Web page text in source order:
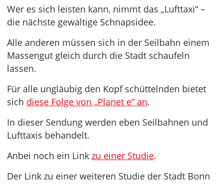
Wer es sich leisten kann, nimmt das „Lufttaxi“ –
die nächste gewaltige Schnapsidee.
Alle anderen müssen sich in der Seilbahn einem
Massengut gleich durch die Stadt schaufeln
lassen.
Für alle ungläubig den Kopf schüttelnden bietet
sich diese Folge von „Planet e“ an.
In dieser Sendung werden eben Seilbahnen und
Lufttaxis behandelt.
Anbei noch ein Link zu einer Studie.
Der Link zu einer weiteren Studie der Stadt Bonn